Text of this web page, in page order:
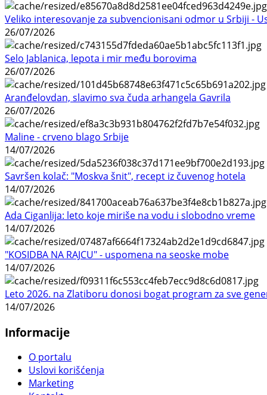
Veliko interesovanje za subvencionisani odmor u Srbiji -
26/07/2026
Selo Jablanica, lepota i mir među borovima
26/07/2026
Aranđelovdan, slavimo sva čuda arhangela Gavrila
26/07/2026
Maline - crveno blago Srbije
14/07/2026
Savršen kolač: "Moskva šnit", recept iz čuvenog hotela
14/07/2026
Ada Ciganlija: leto koje miriše na vodu i slobodno vreme
14/07/2026
"KOSIDBA NA RAJCU" - uspomena na seoske mobe
14/07/2026
Leto 2026. na Zlatiboru donosi bogat program za sve
14/07/2026
Informacije
O portalu
Uslovi korišćenja
Marketing